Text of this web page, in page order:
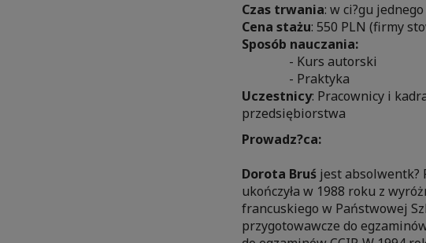
Czas trwania: w ci?gu
Cena stażu: 550 PLN (firmy
Sposób nauczania:
- Kurs autorski
- Praktyka
Uczestnicy: Pracownicy i
przedsiębiorstwa
Prowadz?ca:
Dorota Bruś jest absolwentk?
ukończyła w 1988 roku z
francuskiego w Państwowej
przygotowawcze do